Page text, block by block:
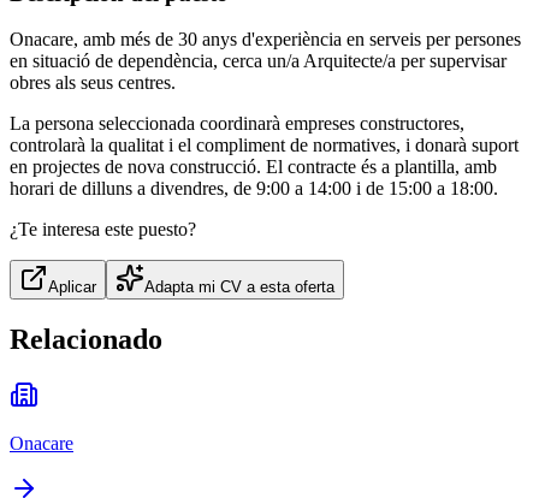
Onacare, amb més de 30 anys d'experiència en serveis per persones
en situació de dependència, cerca un/a Arquitecte/a per supervisar
obres als seus centres.
La persona seleccionada coordinarà empreses constructores,
controlarà la qualitat i el compliment de normatives, i donarà suport
en projectes de nova construcció. El contracte és a plantilla, amb
horari de dilluns a divendres, de 9:00 a 14:00 i de 15:00 a 18:00.
¿Te interesa este puesto?
Aplicar Adapta mi CV a esta oferta
Relacionado
Onacare